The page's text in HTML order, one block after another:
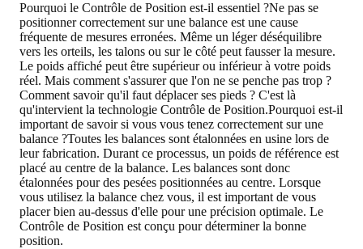
Pourquoi le Contrôle de Position est-il essentiel ?Ne pas se
positionner correctement sur une balance est une cause
fréquente de mesures erronées. Même un léger déséquilibre
vers les orteils, les talons ou sur le côté peut fausser la mesure.
Le poids affiché peut être supérieur ou inférieur à votre poids
réel. Mais comment s'assurer que l'on ne se penche pas trop ?
Comment savoir qu'il faut déplacer ses pieds ? C'est là
qu'intervient la technologie Contrôle de Position.Pourquoi est-il
important de savoir si vous vous tenez correctement sur une
balance ?Toutes les balances sont étalonnées en usine lors de
leur fabrication. Durant ce processus, un poids de référence est
placé au centre de la balance. Les balances sont donc
étalonnées pour des pesées positionnées au centre. Lorsque
vous utilisez la balance chez vous, il est important de vous
placer bien au-dessus d'elle pour une précision optimale. Le
Contrôle de Position est conçu pour déterminer la bonne
position.